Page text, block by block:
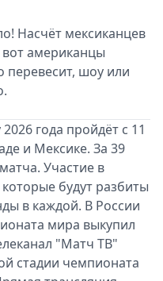
Насчёт мексиканцев
вот американцы
перевесит, шоу или
года пройдёт с 11
и Мексике. За 39
Участие в
будут разбиты
в каждой. В России
мира выкупил
"Матч ТВ"
стадии чемпионата